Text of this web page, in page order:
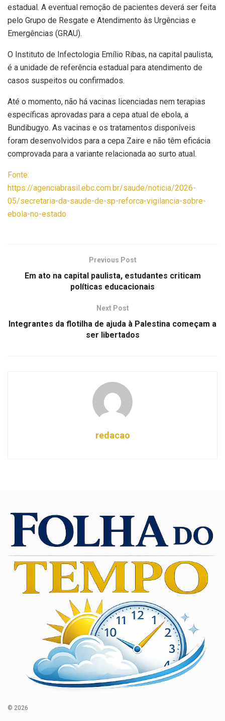
estadual. A eventual remoção de pacientes deverá ser feita
pelo Grupo de Resgate e Atendimento às Urgências e
Emergências (GRAU).
O Instituto de Infectologia Emílio Ribas, na capital paulista,
é a unidade de referência estadual para atendimento de
casos suspeitos ou confirmados.
Até o momento, não há vacinas licenciadas nem terapias
específicas aprovadas para a cepa atual de ebola, a
Bundibugyo. As vacinas e os tratamentos disponíveis
foram desenvolvidos para a cepa Zaire e não têm eficácia
comprovada para a variante relacionada ao surto atual.
Fonte:
https://agenciabrasil.ebc.com.br/saude/noticia/2026-
05/secretaria-da-saude-de-sp-reforca-vigilancia-sobre-
ebola-no-estado
Previous Post
Em ato na capital paulista, estudantes criticam
políticas educacionais
Next Post
Integrantes da flotilha de ajuda à Palestina começam a
ser libertados
redacao
© 2026